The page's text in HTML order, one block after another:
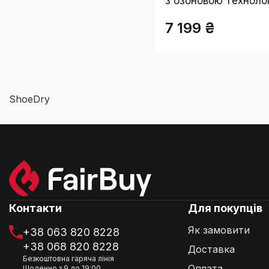
неприємні запахи,
7 199 ₴
ShoeDry
Контакти
+38 063 820 8228
+38 068 820 8228
Безкоштовна гаряча лінія
Для покупців
Як замовити
Доставка